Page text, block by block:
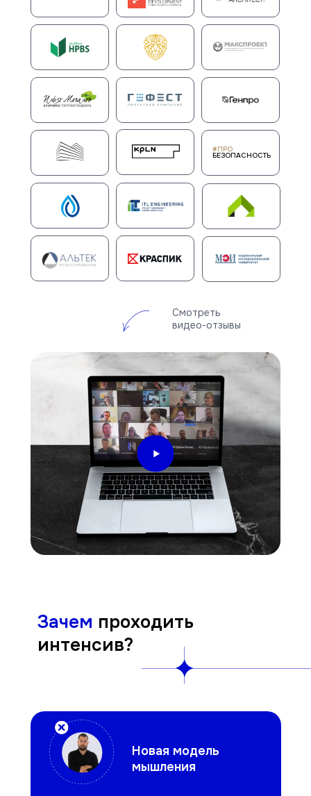
#ПРО
БЕЗОПАСНОСТЬ
Смотреть
видео-отзывы
Зачем проходить
интенсив?
Новая модель
мышления